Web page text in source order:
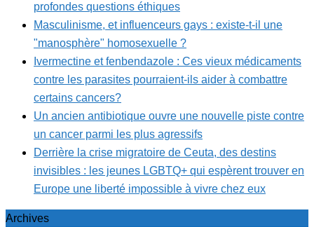
profondes questions éthiques
Masculinisme, et influenceurs gays : existe-t-il une
"manosphère" homosexuelle ?
Ivermectine et fenbendazole : Ces vieux médicaments
contre les parasites pourraient-ils aider à combattre
certains cancers?
Un ancien antibiotique ouvre une nouvelle piste contre
un cancer parmi les plus agressifs
Derrière la crise migratoire de Ceuta, des destins
invisibles : les jeunes LGBTQ+ qui espèrent trouver en
Europe une liberté impossible à vivre chez eux
Archives